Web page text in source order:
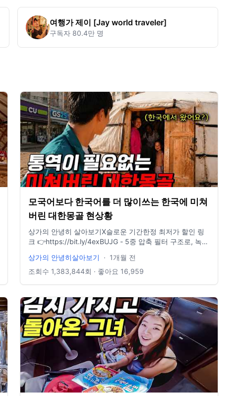
여행가 제이 [Jay world traveler]
구독자 80.4만 명
모국어보다 한국어를 더 많이쓰는 한국에 미쳐
버린 대한몽골 현상황
상가의 안녕히 살아보기X슬로운 기간한정 최저가 할인 링
크 👉https://bit.ly/4exBUJG - 5중 압축 필터 구조로, 녹물
기 중, 가장 높은 석회수 제거율! 🚿슬로운 친환경 소재 여행
용 샤워기🚿 위 링크에서 55% 초특가 할인하니, 이번 기회
지로 여행 필수템 등극💙 한번 써보시면, 이거 없이 여행 못
갑니다🤩 [EVENT 1] ⏰7월 6일까지, 딱 10일간만 진행! 전
플랫폼 내 최저가 보장! (한정수량으로 진행 / 품절 시 조기
마감) [EVENT 2] 🎁구매 선착순 30분께, 여행용 샤워기 본
품 1개 추가 증정! (자동 합배송 / 별도 당첨자 발표 X) ➖ #
슬로운 #여행유튜브 #몽골 ➖ 📸 Instagram :
https://www.instagram.com/sanghyuk1ee/ 📝 Blog :
https://blog.naver.com/sanghyuk1ee ➖ 📷 Camera
Fujifilm Xt-4, Osmo action 5, Iphone 12 Pro, Insta 360
x3 ➖ 💽 Artist / BGM president
상가의 안녕히살아보기 · 1개월 전
조회수 1,383,844회 · 좋아요 16,959